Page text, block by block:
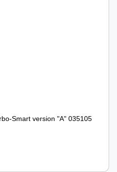
Smart version "A" 035105